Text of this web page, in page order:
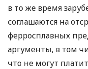
в то же время
соглашаются на
ферросплавных
аргументы, в том
что не могут